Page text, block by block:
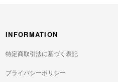
INFORMATION
特定商取引法に基づく表記
プライバシーポリシー